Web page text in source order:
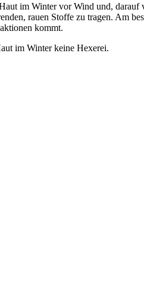
im Winter vor Wind und, darauf
rauen Stoffe zu tragen. Am
kommt.
im Winter keine Hexerei.